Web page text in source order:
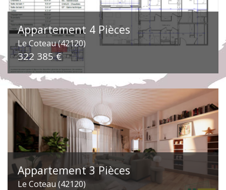
Appartement 4 Pièces
Le Coteau (42120)
322 385 €
Appartement 3 Pièces
Le Coteau (42120)